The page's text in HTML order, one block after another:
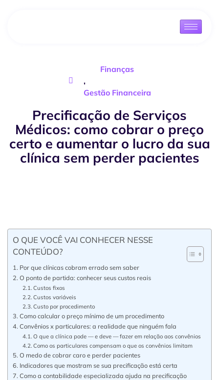
Finanças
,
Gestão Financeira
Precificação de Serviços
Médicos: como cobrar o preço
certo e aumentar o lucro da sua
clínica sem perder pacientes
O QUE VOCÊ VAI CONHECER NESSE
CONTEÚDO?
Por que clínicas cobram errado sem saber
O ponto de partida: conhecer seus custos reais
Custos fixos
Custos variáveis
Custo por procedimento
Como calcular o preço mínimo de um procedimento
Convênios x particulares: a realidade que ninguém fala
O que a clínica pode — e deve — fazer em relação aos convênios
Como os particulares compensam o que os convênios limitam
O medo de cobrar caro e perder pacientes
Indicadores que mostram se sua precificação está certa
Como a contabilidade especializada ajuda na precificação